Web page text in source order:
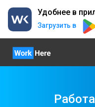
Удобнее в
Загрузить в